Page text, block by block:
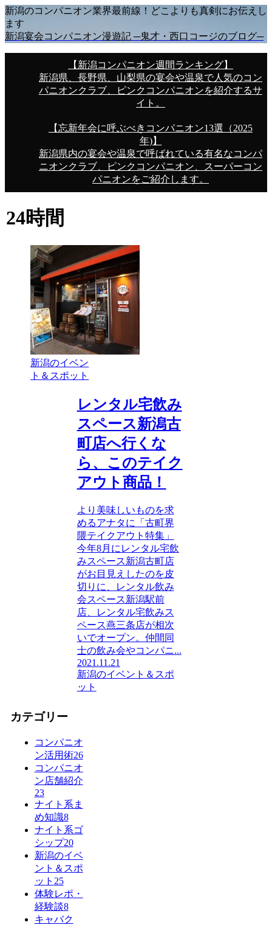
新潟のコンパニオン業界最前線！どこよりも真剣にお伝えし
ます
新潟宴会コンパニオン漫遊記 ─鬼才・西口コージのブログ─
【新潟コンパニオン週間ランキング】
新潟県、長野県、山梨県の宴会や温泉で人気のコン
パニオンクラブ、ピンクコンパニオンを紹介するサ
イト。
【忘新年会に呼ぶべきコンパニオン13選（2025
年)】
新潟県内の宴会や温泉で呼ばれている有名なコンパ
ニオンクラブ、ピンクコンパニオン、スーパーコン
パニオンをご紹介します。
24時間
新潟のイベン
ト＆スポット
レンタル宅飲み
スペース新潟古
町店へ行くな
ら、このテイク
アウト商品！
より美味しいものを求
めるアナタに「古町界
隈テイクアウト特集」
今年8月にレンタル宅飲
みスペース新潟古町店
がお目見えしたのを皮
切りに、レンタル飲み
会スペース新潟駅前
店、レンタル宅飲みス
ペース燕三条店が相次
いでオープン。仲間同
士の飲み会やコンパニ...
2021.11.21
新潟のイベント＆スポ
ット
カテゴリー
コンパニオ
ン活用術26
コンパニオ
ン店舗紹介
23
ナイト系ま
め知識8
ナイト系ゴ
シップ20
新潟のイベ
ント＆スポ
ット 25
体験レポ・
経験談8
キャバク